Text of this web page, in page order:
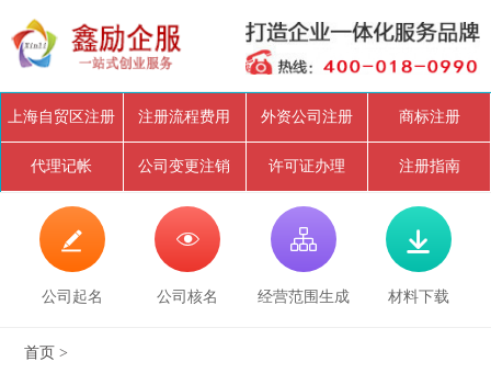
上海自贸区注册 注册流程费用 外资公司注册 商标注册
代理记帐 公司变更注销 许可证办理 注册指南

公司起名

公司核名

经营范围生成

材料下载
首页 >